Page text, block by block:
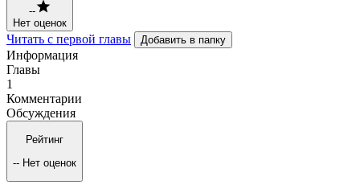
--
Нет оценок
Читать с первой главы Добавить в папку
Информация
Главы
1
Комментарии
Обсуждения
Рейтинг
-- Нет оценок